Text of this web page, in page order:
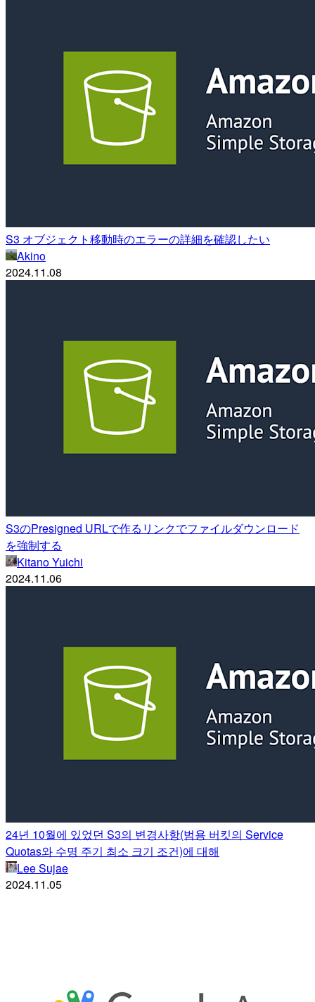
S3 オブジェクト移動時のエラーの詳細を確認したい
Akino
2024.11.08
S3のPresigned URLで作るリンクでファイルダウンロード
を強制する
Kitano Yuichi
2024.11.06
24년 10월에 있었던 S3의 변경사항(범용 버킷의 Service
Quotas와 수명 주기 최소 크기 조건)에 대해
Lee Sujae
2024.11.05